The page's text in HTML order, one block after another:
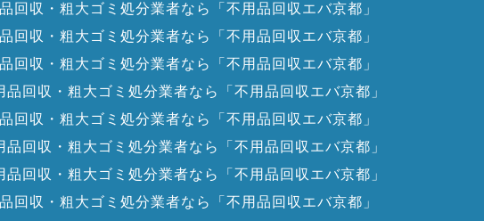
回収・粗大ゴミ処分業者なら「不用品回収エバ京都」
回収・粗大ゴミ処分業者なら「不用品回収エバ京都」
回収・粗大ゴミ処分業者なら「不用品回収エバ京都」
品回収・粗大ゴミ処分業者なら「不用品回収エバ京都」
回収・粗大ゴミ処分業者なら「不用品回収エバ京都」
品回収・粗大ゴミ処分業者なら「不用品回収エバ京都」
品回収・粗大ゴミ処分業者なら「不用品回収エバ京都」
回収・粗大ゴミ処分業者なら「不用品回収エバ京都」